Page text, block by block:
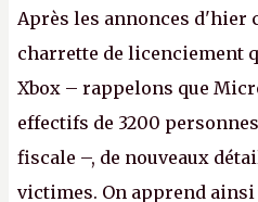
Après les annonces d'hier
charrette de licenciement
Xbox – rappelons que
effectifs de 3200
fiscale –, de nouveaux
victimes. On apprend ainsi